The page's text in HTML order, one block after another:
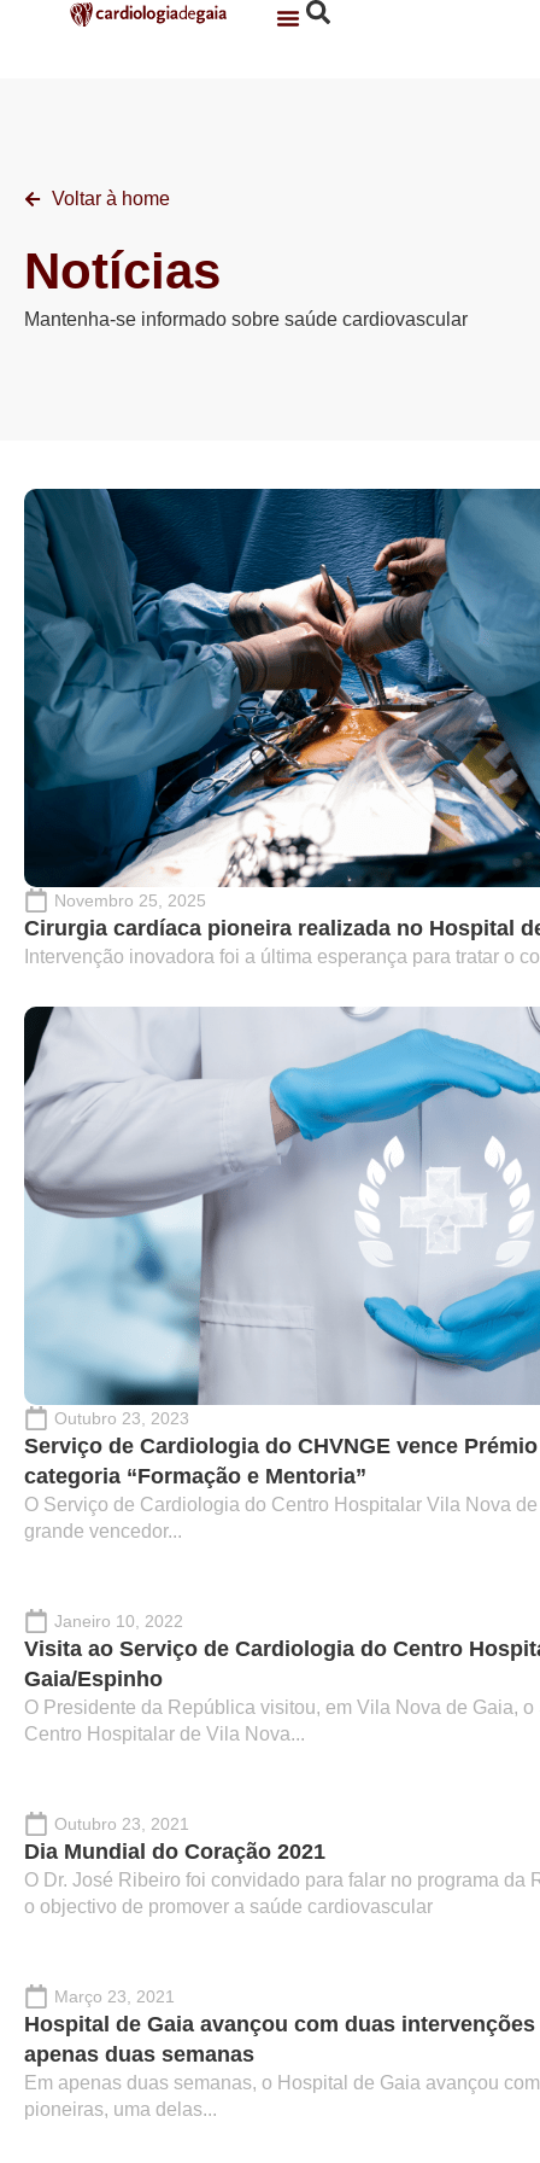
Voltar à home
Notícias
Mantenha-se informado sobre saúde cardiovascular
Novembro 25, 2025
Cirurgia cardíaca pioneira realizada no Hospital
Intervenção inovadora foi a última esperança para tratar o
Outubro 23, 2023
Serviço de Cardiologia do CHVNGE vence
categoria “Formação e Mentoria”
O Serviço de Cardiologia do Centro Hospitalar Vila Nova
grande vencedor...
Janeiro 10, 2022
Visita ao Serviço de Cardiologia do Centro
Gaia/Espinho
O Presidente da República visitou, em Vila Nova de Gaia,
Centro Hospitalar de Vila Nova...
Outubro 23, 2021
Dia Mundial do Coração 2021
O Dr. José Ribeiro foi convidado para falar no programa da
o objectivo de promover a saúde cardiovascular
Março 23, 2021
Hospital de Gaia avançou com duas
apenas duas semanas
Em apenas duas semanas, o Hospital de Gaia avançou
pioneiras, uma delas...